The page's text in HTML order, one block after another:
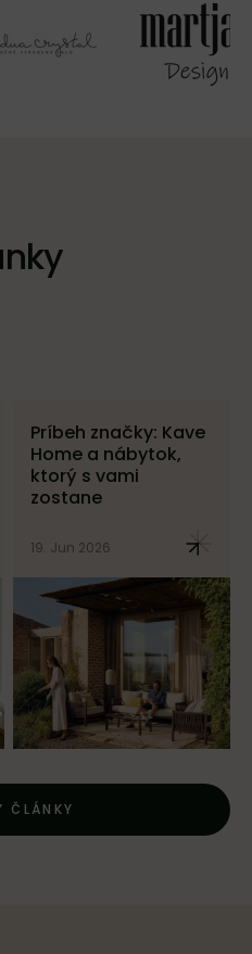
Príbeh značky: Kave
Home a nábytok,
ktorý s vami
zostane
19. Jun 2026
ČLÁNKY